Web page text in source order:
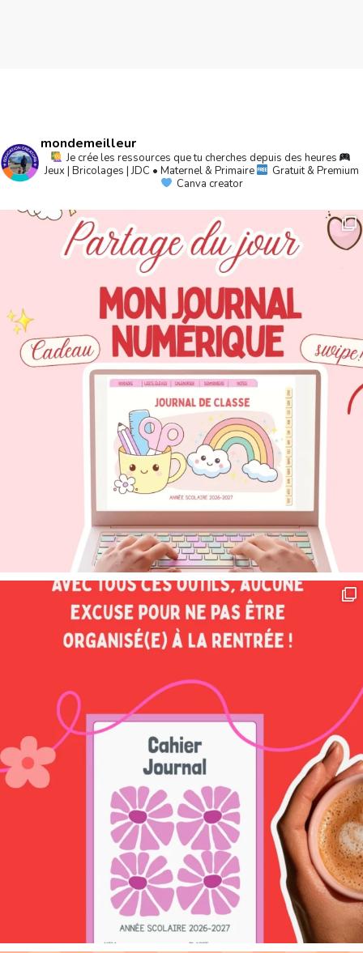
mondemeilleur
Je crée les ressources que tu cherches depuis des heures
Jeux | Bricolages | JDC • Maternel & Primaire
Gratuit & Premium
Canva creator